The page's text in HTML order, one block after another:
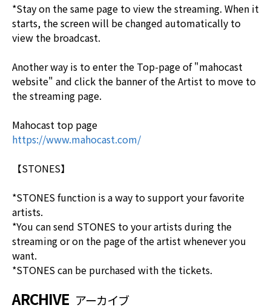
*Stay on the same page to view the streaming. When it
starts, the screen will be changed automatically to
view the broadcast.
Another way is to enter the Top-page of "mahocast
website" and click the banner of the Artist to move to
the streaming page.
Mahocast top page
https://www.mahocast.com/
【STONES】
*STONES function is a way to support your favorite
artists.
*You can send STONES to your artists during the
streaming or on the page of the artist whenever you
want.
*STONES can be purchased with the tickets.
ARCHIVE アーカイブ